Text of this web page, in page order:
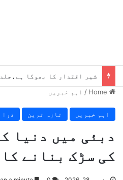
/ اہم خبریں
اہم خبریں تازہ ترین ذرا
دبئی میں دنیا
کی سڑک بنانے کا